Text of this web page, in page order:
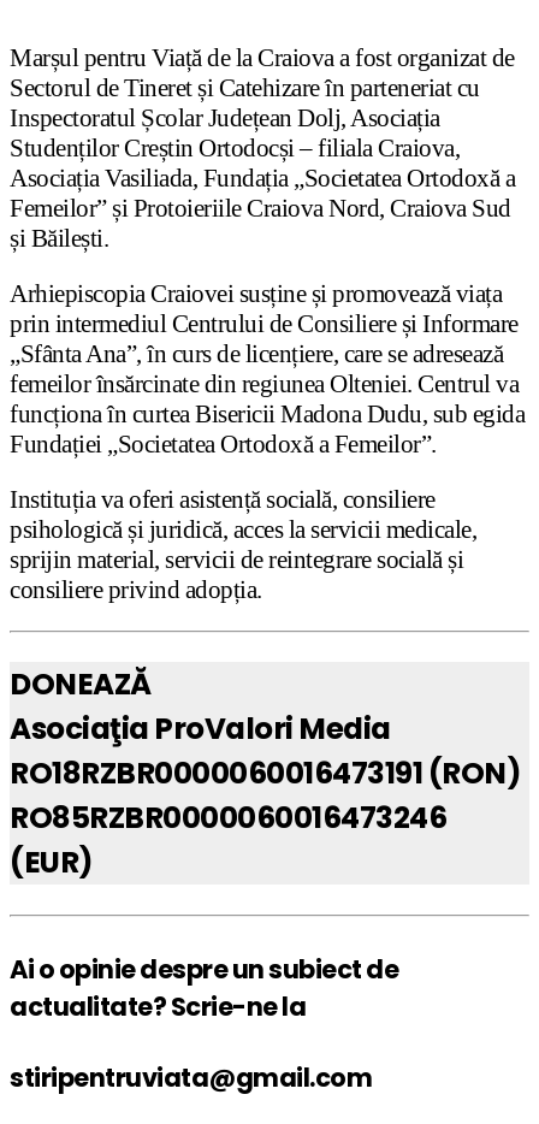
Marșul pentru Viață de la Craiova a fost organizat de
Sectorul de Tineret și Catehizare în parteneriat cu
Inspectoratul Școlar Județean Dolj, Asociația
Studenților Creștin Ortodocși – filiala Craiova,
Asociația Vasiliada, Fundația „Societatea Ortodoxă a
Femeilor” și Protoieriile Craiova Nord, Craiova Sud
și Băilești.
Arhiepiscopia Craiovei susține și promovează viața
prin intermediul Centrului de Consiliere și Informare
„Sfânta Ana”, în curs de licențiere, care se adresează
femeilor însărcinate din regiunea Olteniei. Centrul va
funcționa în curtea Bisericii Madona Dudu, sub egida
Fundației „Societatea Ortodoxă a Femeilor”.
Instituția va oferi asistență socială, consiliere
psihologică și juridică, acces la servicii medicale,
sprijin material, servicii de reintegrare socială și
consiliere privind adopția.
DONEAZĂ
Asociaţia ProValori Media
RO18RZBR0000060016473191 (RON)
RO85RZBR0000060016473246
(EUR)
Ai o opinie despre un subiect de
actualitate? Scrie-ne la
stiripentruviata@gmail.com